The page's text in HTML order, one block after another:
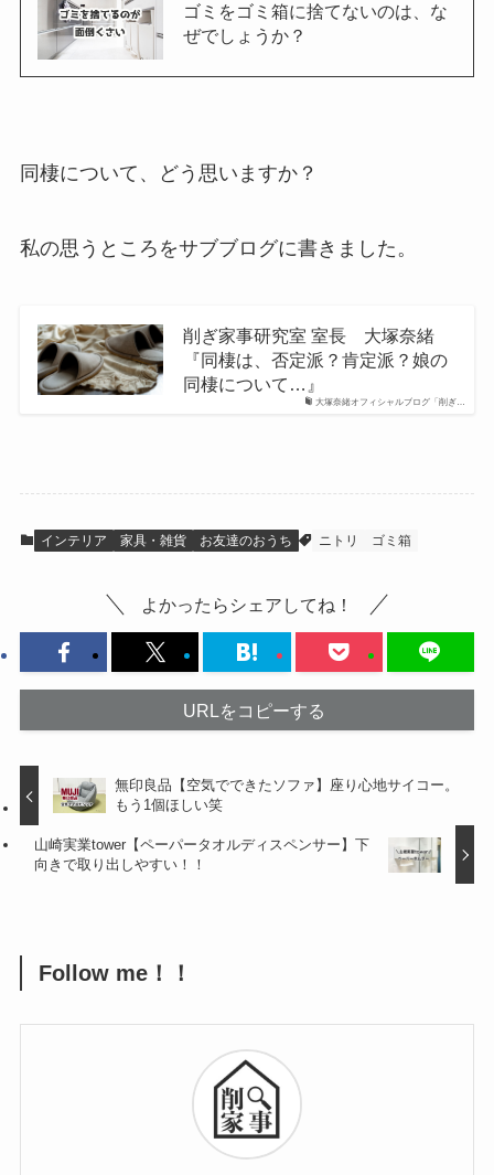
ゴミをゴミ箱に捨てないのは、な
ぜでしょうか？
同棲について、どう思いますか？
私の思うところをサブブログに書きました。
大塚奈緒オフィシャルブログ「削ぎ…
削ぎ家事研究室 室長 大塚奈緒
『同棲は、否定派？肯定派？娘の
同棲について…』
インテリア 家具・雑貨 お友達のおうち ニトリ ゴミ箱
よかったらシェアしてね！
URLをコピーする
無印良品【空気でできたソファ】座り心地サイコー。
もう1個ほしい笑
山崎実業tower【ペーパータオルディスペンサー】下
向きで取り出しやすい！！
Follow me！！